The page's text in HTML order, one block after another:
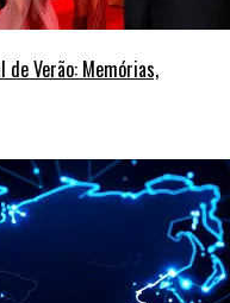
Verão: Memórias,